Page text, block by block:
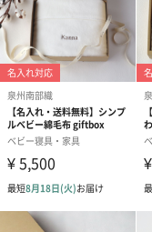
ゾウ
キリン
ブランド紹介【
芸能人にも愛用者が多
アメリカ発のベビー・